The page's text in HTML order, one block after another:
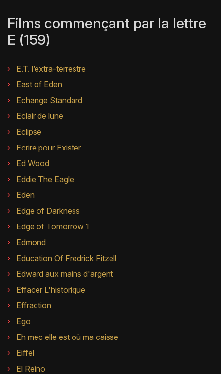
Films commençant par la lettre
E (159)
E.T. l’extra-terrestre
East of Eden
Echange Standard
Eclair de lune
Eclipse
Ecrire pour Exister
Ed Wood
Eddie The Eagle
Eden
Edge of Darkness
Edge of Tomorrow 1
Edmond
Education Of Fredrick Fitzell
Edward aux mains d'argent
Effacer L'historique
Effraction
Ego
Eh mec elle est où ma caisse
Eiffel
El Reino